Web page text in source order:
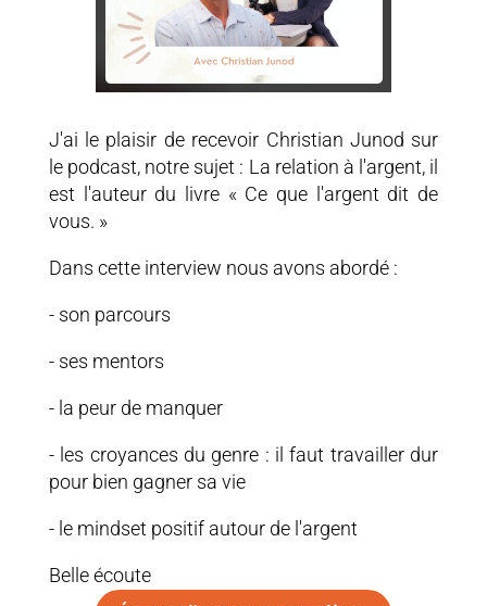
J'ai le plaisir de recevoir Christian Junod sur
le podcast, notre sujet : La relation à l'argent, il
est l'auteur du livre « Ce que l'argent dit de
vous. »
Dans cette interview nous avons abordé :
- son parcours
- ses mentors
- la peur de manquer
- les croyances du genre : il faut travailler dur
pour bien gagner sa vie
- le mindset positif autour de l'argent
Belle écoute